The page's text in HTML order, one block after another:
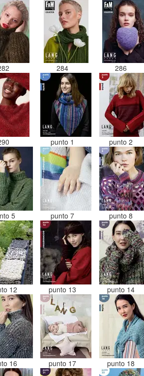
284 286
punto 1 punto 2
5 punto 7 punto 8
12 punto 13 punto 14
16 punto 17 punto 18